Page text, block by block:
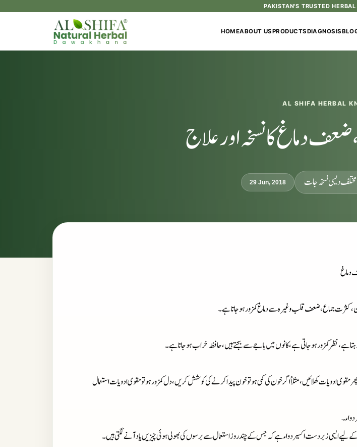
PAKISTAN'S TRUSTED
HOMEABOUT USPRODUCTSDIAGNOSIS
AL SHIFA HERBAL
دماغ کا نسخہ اور علاج
29 Jun, 2018 دیسی نسخہ جات
دماغ
کثرت جماع، ضعف قلب وغیرہ سے دماغ کمزور ہو جاتا ہے۔
ہے، نظر کمزور ہو جاتی ہے، کانوں میں باجے سے بجتے ہیں، حافظہ خراب ہو جاتا ہے۔
مقوی ادویات کھلائیں، مثلاً اگر خون کی کمی ہو تو خون پیدا کرنے کی کوشش کریں، دل کمزور ہو تو مقوی ادویات استعمال
دواء۔
لیے ایسی زبردست اکسیردواءہے کہ جس کے چند روز استعمال سےبرسوں کی بھولی ہوئی چیزیں یاد آنے لگتی ہیں۔